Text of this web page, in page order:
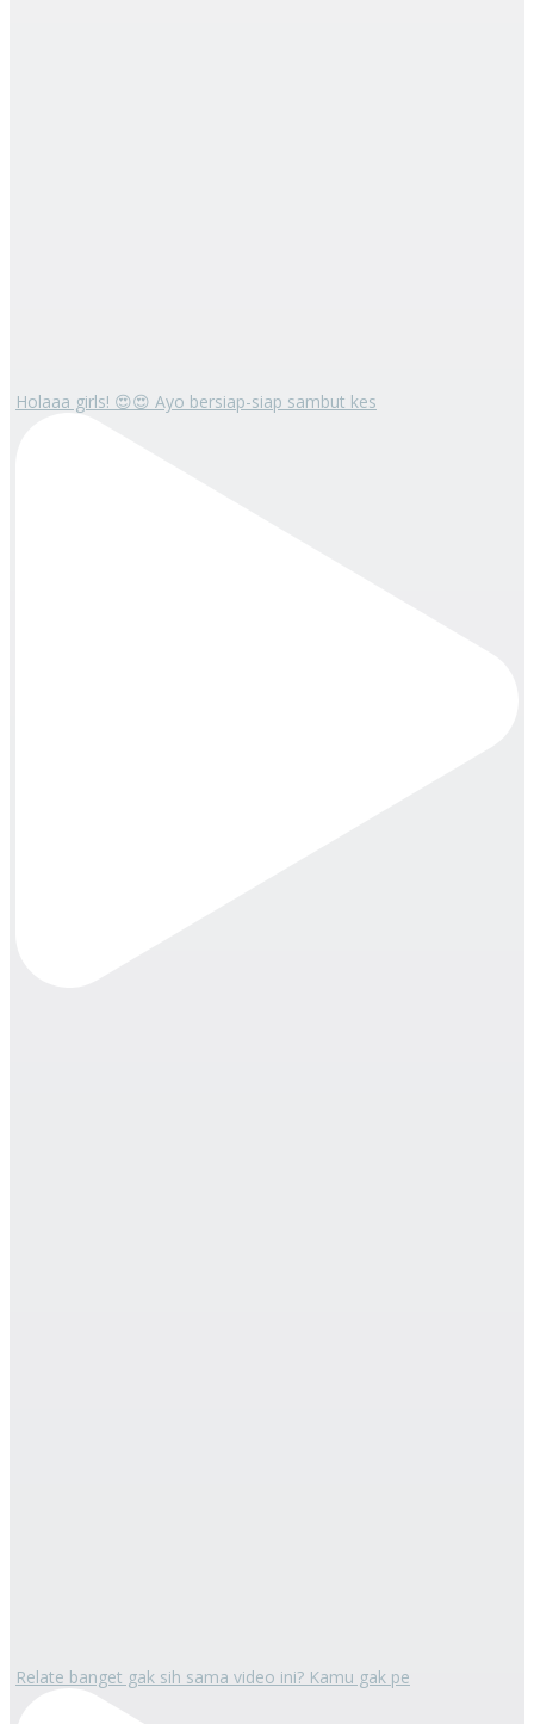
Holaaa girls! 😍😍 Ayo bersiap-siap sambut kes
Relate banget gak sih sama video ini? Kamu gak pe